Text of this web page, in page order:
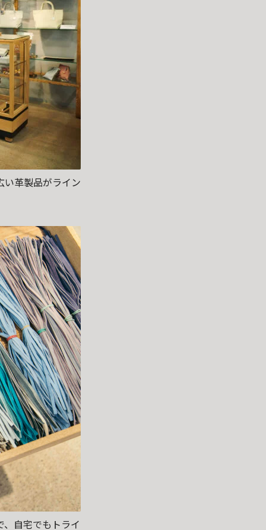
い革製品がライン
、自宅でもトライ